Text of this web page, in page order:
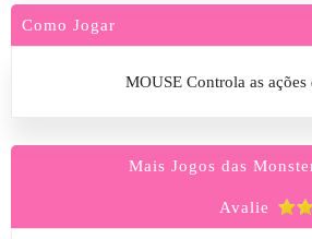
Como Jogar
MOUSE Controla as ações
Mais Jogos das
Avalie